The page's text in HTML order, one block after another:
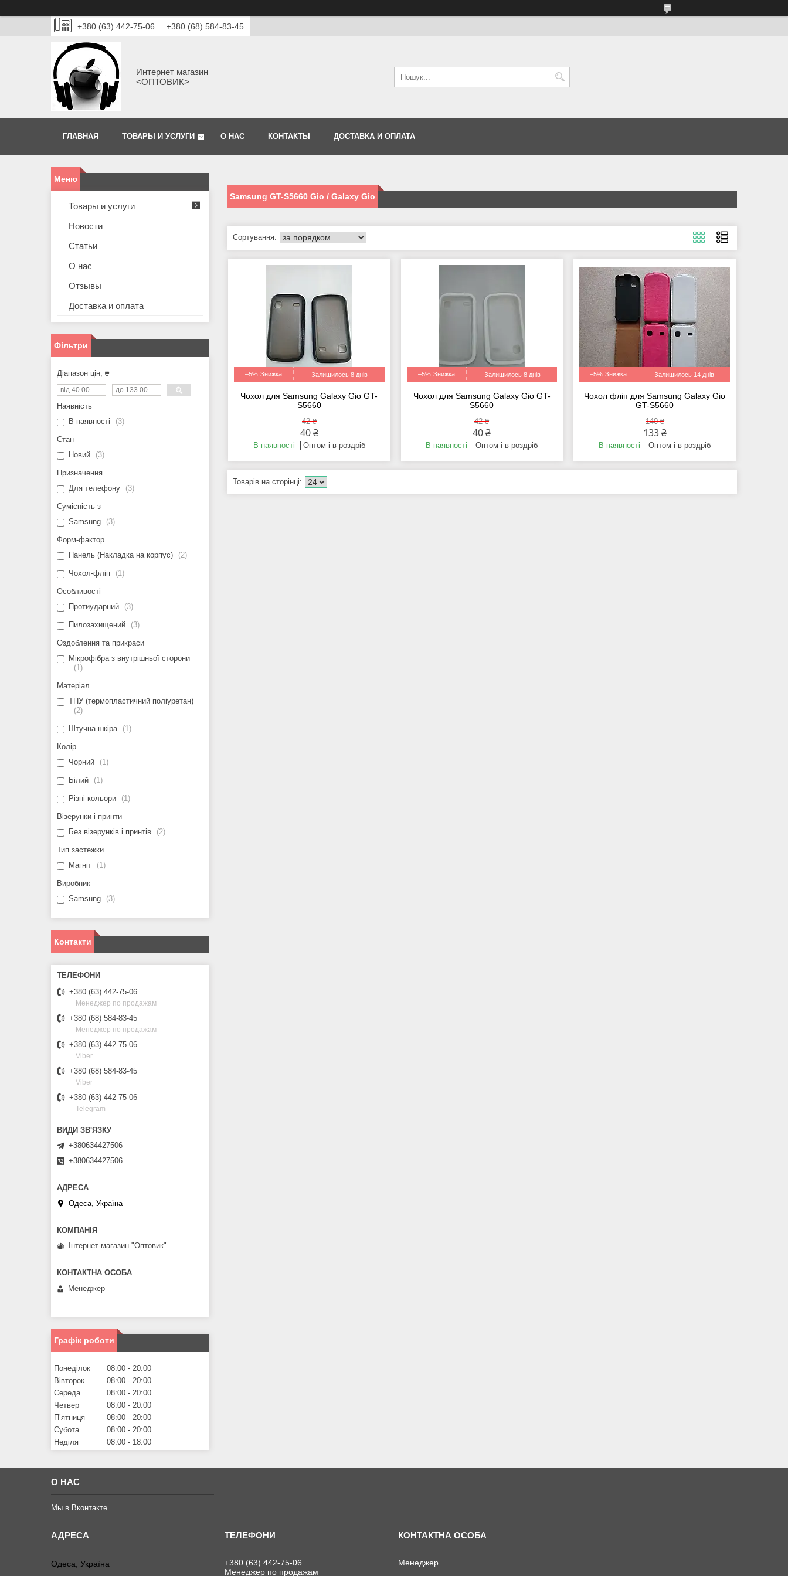
+380 (63) 442-75-06 +380 (68) 584-83-45
Интернет магазин
<ОПТОВИК>
ГЛАВНАЯ ТОВАРЫ И УСЛУГИ О НАС КОНТАКТЫ ДОСТАВКА И ОПЛАТА
Samsung GT-S5660 Gio / Galaxy Gio
–5% Залишилось 8 днів
Чохол для Samsung Galaxy Gio GT-
S5660
42 ₴
40 ₴
В наявності Оптом і в роздріб
–5% Залишилось 8 днів
Чохол для Samsung Galaxy Gio GT-
S5660
42 ₴
40 ₴
В наявності Оптом і в роздріб
–5% Залишилось 14 днів
Чохол фліп для Samsung Galaxy Gio
GT-S5660
140 ₴
133 ₴
В наявності Оптом і в роздріб
Товары и услуги
Новости
Статьи
О нас
Отзывы
Доставка и оплата
Фільтри
Діапазон цін, ₴
Наявність
В наявності
3
Стан
Новий
3
Призначення
Для телефону
3
Сумісність з
Samsung
3
Форм-фактор
Панель (Накладка на корпус)
2
Чохол-фліп 1
Особливості
Протиударний
3
Пилозахищений 3
Оздоблення та прикраси
Мікрофібра з внутрішньої сторони
1
Матеріал
ТПУ (термопластичний поліуретан)
2
Штучна шкіра 1
Колір
Чорний
1
Білий 1
Різні кольори 1
Візерунки і принти
Без візерунків і принтів
2
Тип застежки
Магніт
1
Виробник
Samsung
3
Контакти
+380 (63) 442-75-06
Менеджер по продажам
+380 (68) 584-83-45
Менеджер по продажам
+380 (63) 442-75-06
Viber
+380 (68) 584-83-45
Viber
+380 (63) 442-75-06
Telegram
+380634427506
+380634427506
Одеса, Україна
Інтернет-магазин "Оптовик"
Менеджер
Графік роботи
Понеділок 08:00
20:00
Вівторок
08:00
20:00
Середа
08:00
20:00
Четвер
08:00
20:00
Пʼятниця
08:00
20:00
Субота
08:00
20:00
Неділя
08:00 18:00
О НАС
Мы в Вконтакте
Одеса, Україна
+380 (63) 442-75-06
Менеджер по продажам
Менеджер